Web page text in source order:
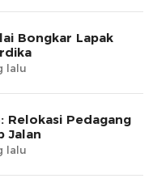
Bongkar Lapak
lalu
Relokasi Pedagang
Jalan
lalu